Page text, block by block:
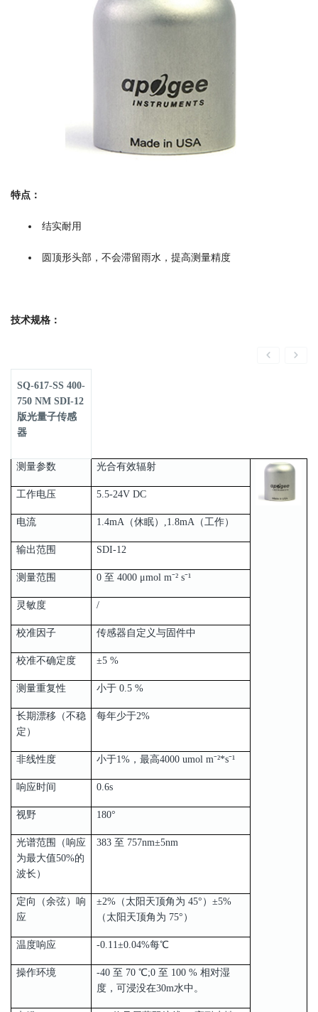
特点：
结实耐用
圆顶形头部，不会滞留雨水，提高测量精度
技术规格：
SQ-617-SS 400-
750 NM SDI-12
版光量子传感
器
测量参数 光合有效辐射
工作电压 5.5-24V DC
电流 1.4mA（休眠）,1.8mA（工作）
输出范围 SDI-12
测量范围 0 至 4000 μmol m⁻² s⁻¹
灵敏度 /
校准因子 传感器自定义与固件中
校准不确定度 ±5 %
测量重复性 小于 0.5 %
长期漂移（不稳
定）
每年少于2%
非线性度 小于1%，最高4000 umol m⁻²*s⁻¹
响应时间 0.6s
视野 180°
光谱范围（响应
为最大值50%的
波长）
383 至 757nm±5nm
定向（余弦）响
应
±2%（太阳天顶角为 45°）±5%
（太阳天顶角为 75°）
温度响应 -0.11±0.04%每℃
操作环境
-40 至 70 ℃;0 至 100 % 相对湿
度，可浸没在30m水中。